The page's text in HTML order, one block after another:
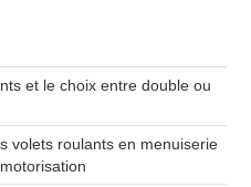
et le choix entre double ou
volets roulants en menuiserie